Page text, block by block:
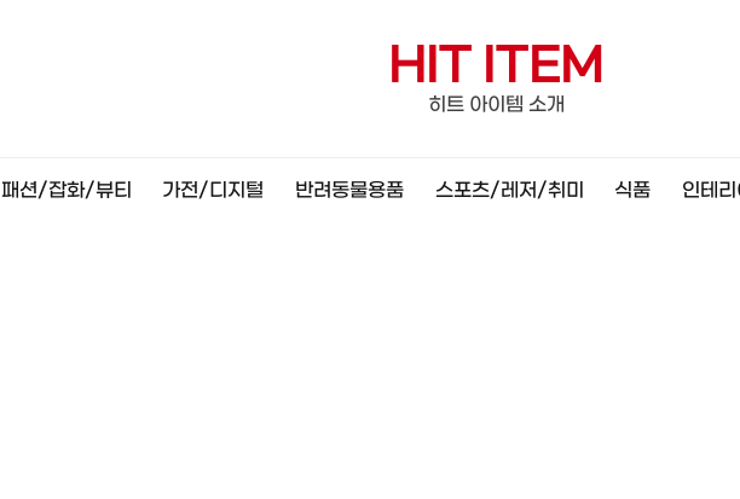
HIT ITEM
히트 아이템 소개
패션/잡화/뷰티 가전/디지털 반려동물용품 스포츠/레저/취미 식품 인테리